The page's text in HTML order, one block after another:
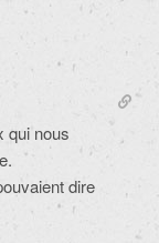
qui nous
dire